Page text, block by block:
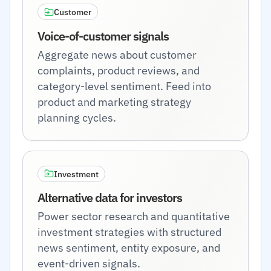
Customer
Voice-of-customer signals
Aggregate news about customer
complaints, product reviews, and
category-level sentiment. Feed into
product and marketing strategy
planning cycles.
Investment
Alternative data for investors
Power sector research and quantitative
investment strategies with structured
news sentiment, entity exposure, and
event-driven signals.